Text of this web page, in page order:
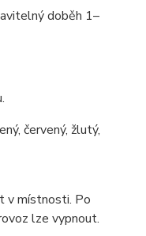
doběh 1–
červený, žlutý,
v místnosti. Po
lze vypnout.